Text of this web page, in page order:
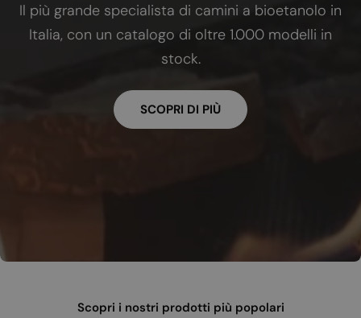
Il più grande specialista di camini a bioetanolo in
Italia, con un catalogo di oltre 1.000 modelli in
stock.
SCOPRI DI PIÙ
Scopri i nostri prodotti più popolari